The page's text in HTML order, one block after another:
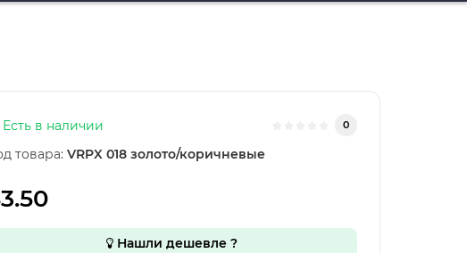
в наличии 0
товара: VRPX 018 золото/коричневые
Нашли дешевле ?